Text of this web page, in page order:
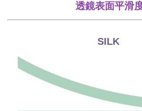
透鏡表面平滑
SILK